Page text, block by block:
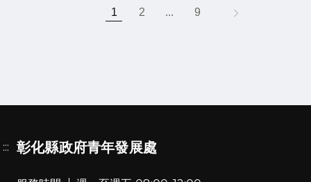
1 2 ... 9
彰化縣政府青年發展處
:::